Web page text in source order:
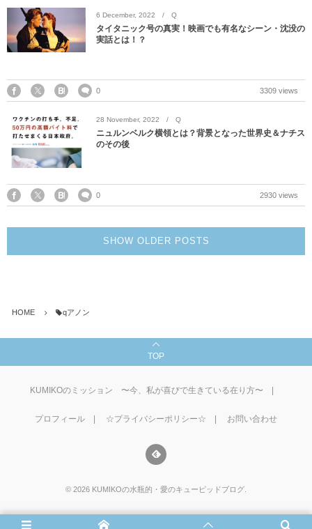
6 December, 2022 Q
タイタニック号の真実！映画でも有名なシーン・沈没の
実話とは！？
0 3309 views
28 November, 2022 Q
ニュルンベルク横領とは？背景となった世界史＆ナチス
のその後
0 2930 views
SHOW OLDER POSTS
HOME qアノン
TOP
KUMIKOのミッション 〜今、私が喜びで生きている在り方〜
プロフィール ☆プライバシーポリシー☆ お問い合わせ
© 2026 KUMIKOの水瓶的・愛のキューピッドブログ